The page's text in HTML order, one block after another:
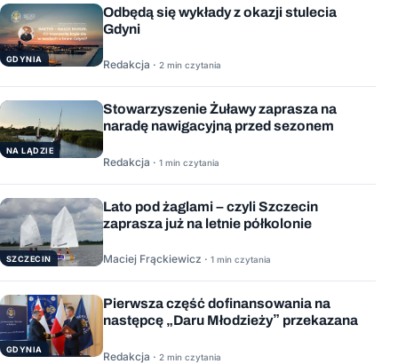
GDYNIA
Odbędą się wykłady z okazji stulecia
Gdyni
Redakcja · 2 min czytania
NA LĄDZIE
Stowarzyszenie Żuławy zaprasza na
naradę nawigacyjną przed sezonem
Redakcja · 1 min czytania
SZCZECIN
Lato pod żaglami – czyli Szczecin
zaprasza już na letnie półkolonie
Maciej Frąckiewicz · 1 min czytania
GDYNIA
Pierwsza część dofinansowania na
następcę „Daru Młodzieży” przekazana
Redakcja · 2 min czytania